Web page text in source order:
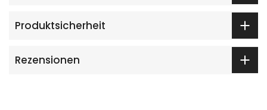
Produktsicherheit
Rezensionen